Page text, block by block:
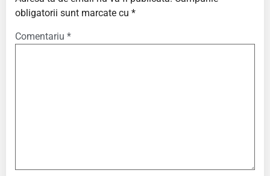
obligatorii sunt marcate cu *
Comentariu *